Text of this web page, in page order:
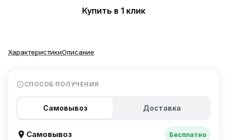
Купить в 1 клик
ХарактеристикиОписание
СПОСОБ ПОЛУЧЕНИЯ
Самовывоз Доставка
Самовывоз
Бесплатно